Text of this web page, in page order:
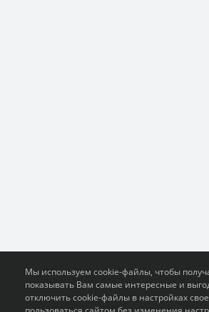
Мы используем cookie-файлы, чтобы
показывать Вам самые интересные и
отключить cookie-файлы в настройках